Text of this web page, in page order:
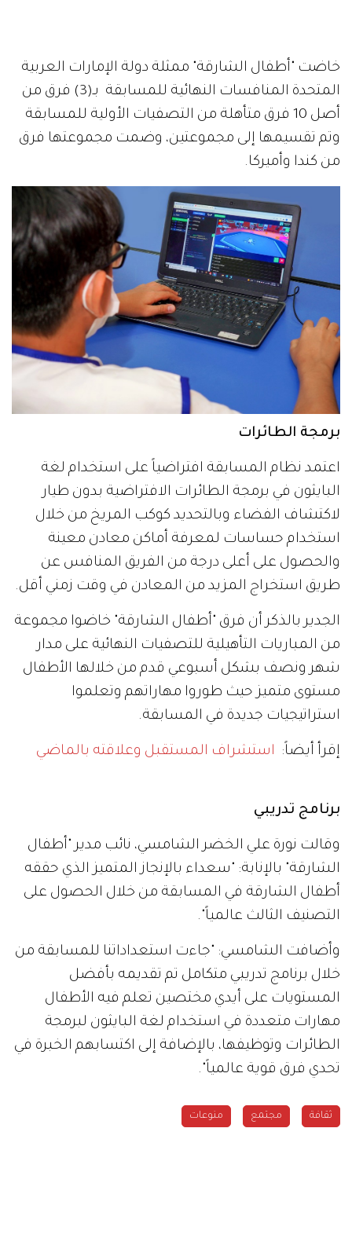
خاضت "أطفال الشارقة" ممثلة دولة الإمارات العربية
المتحدة المنافسات النهائية للمسابقة بـ(3) فرق من
أصل 10 فرق متأهلة من التصفيات الأولية للمسابقة
وتم تقسيمها إلى مجموعتين، وضمت مجموعتها فرق
من كندا وأميركا.
برمجة الطائرات
اعتمد نظام المسابقة افتراضياً على استخدام لغة
البايثون في برمجة الطائرات الافتراضية بدون طيار
لاكتشاف الفضاء وبالتحديد كوكب المريخ من خلال
استخدام حساسات لمعرفة أماكن معادن معينة
والحصول على أعلى درجة من الفريق المنافس عن
طريق استخراج المزيد من المعادن في وقت زمني أقل.
الجدير بالذكر أن فرق "أطفال الشارقة" خاضوا مجموعة
من المباريات التأهيلية للتصفيات النهائية على مدار
شهر ونصف بشكل أسبوعي قدم من خلالها الأطفال
مستوى متميز حيث طوروا مهاراتهم وتعلموا
استراتيجيات جديدة في المسابقة.
إقرأ أيضاً: استشراف المستقبل وعلاقته بالماضي
برنامج تدريبي
وقالت نورة علي الخضر الشامسي، نائب مدير "أطفال
الشارقة" بالإنابة: "سعداء بالإنجاز المتميز الذي حققه
أطفال الشارقة في المسابقة من خلال الحصول على
التصنيف الثالث عالمياً".
وأضافت الشامسي: "جاءت استعداداتنا للمسابقة من
خلال برنامج تدريبي متكامل تم تقديمه بأفضل
المستويات على أيدي مختصين تعلم فيه الأطفال
مهارات متعددة في استخدام لغة البايثون لبرمجة
الطائرات وتوظيفها، بالإضافة إلى اكتسابهم الخبرة في
تحدي فرق قوية عالمياً".
ثقافة مجتمع منوعات